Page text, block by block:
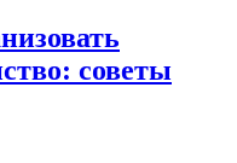
советы